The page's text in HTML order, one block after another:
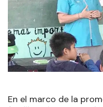
En el marco de la